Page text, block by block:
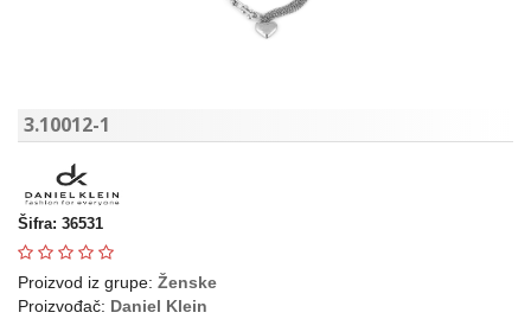
3.10012-1
Šifra: 36531
Proizvod iz grupe: Ženske
Proizvođač: Daniel Klein